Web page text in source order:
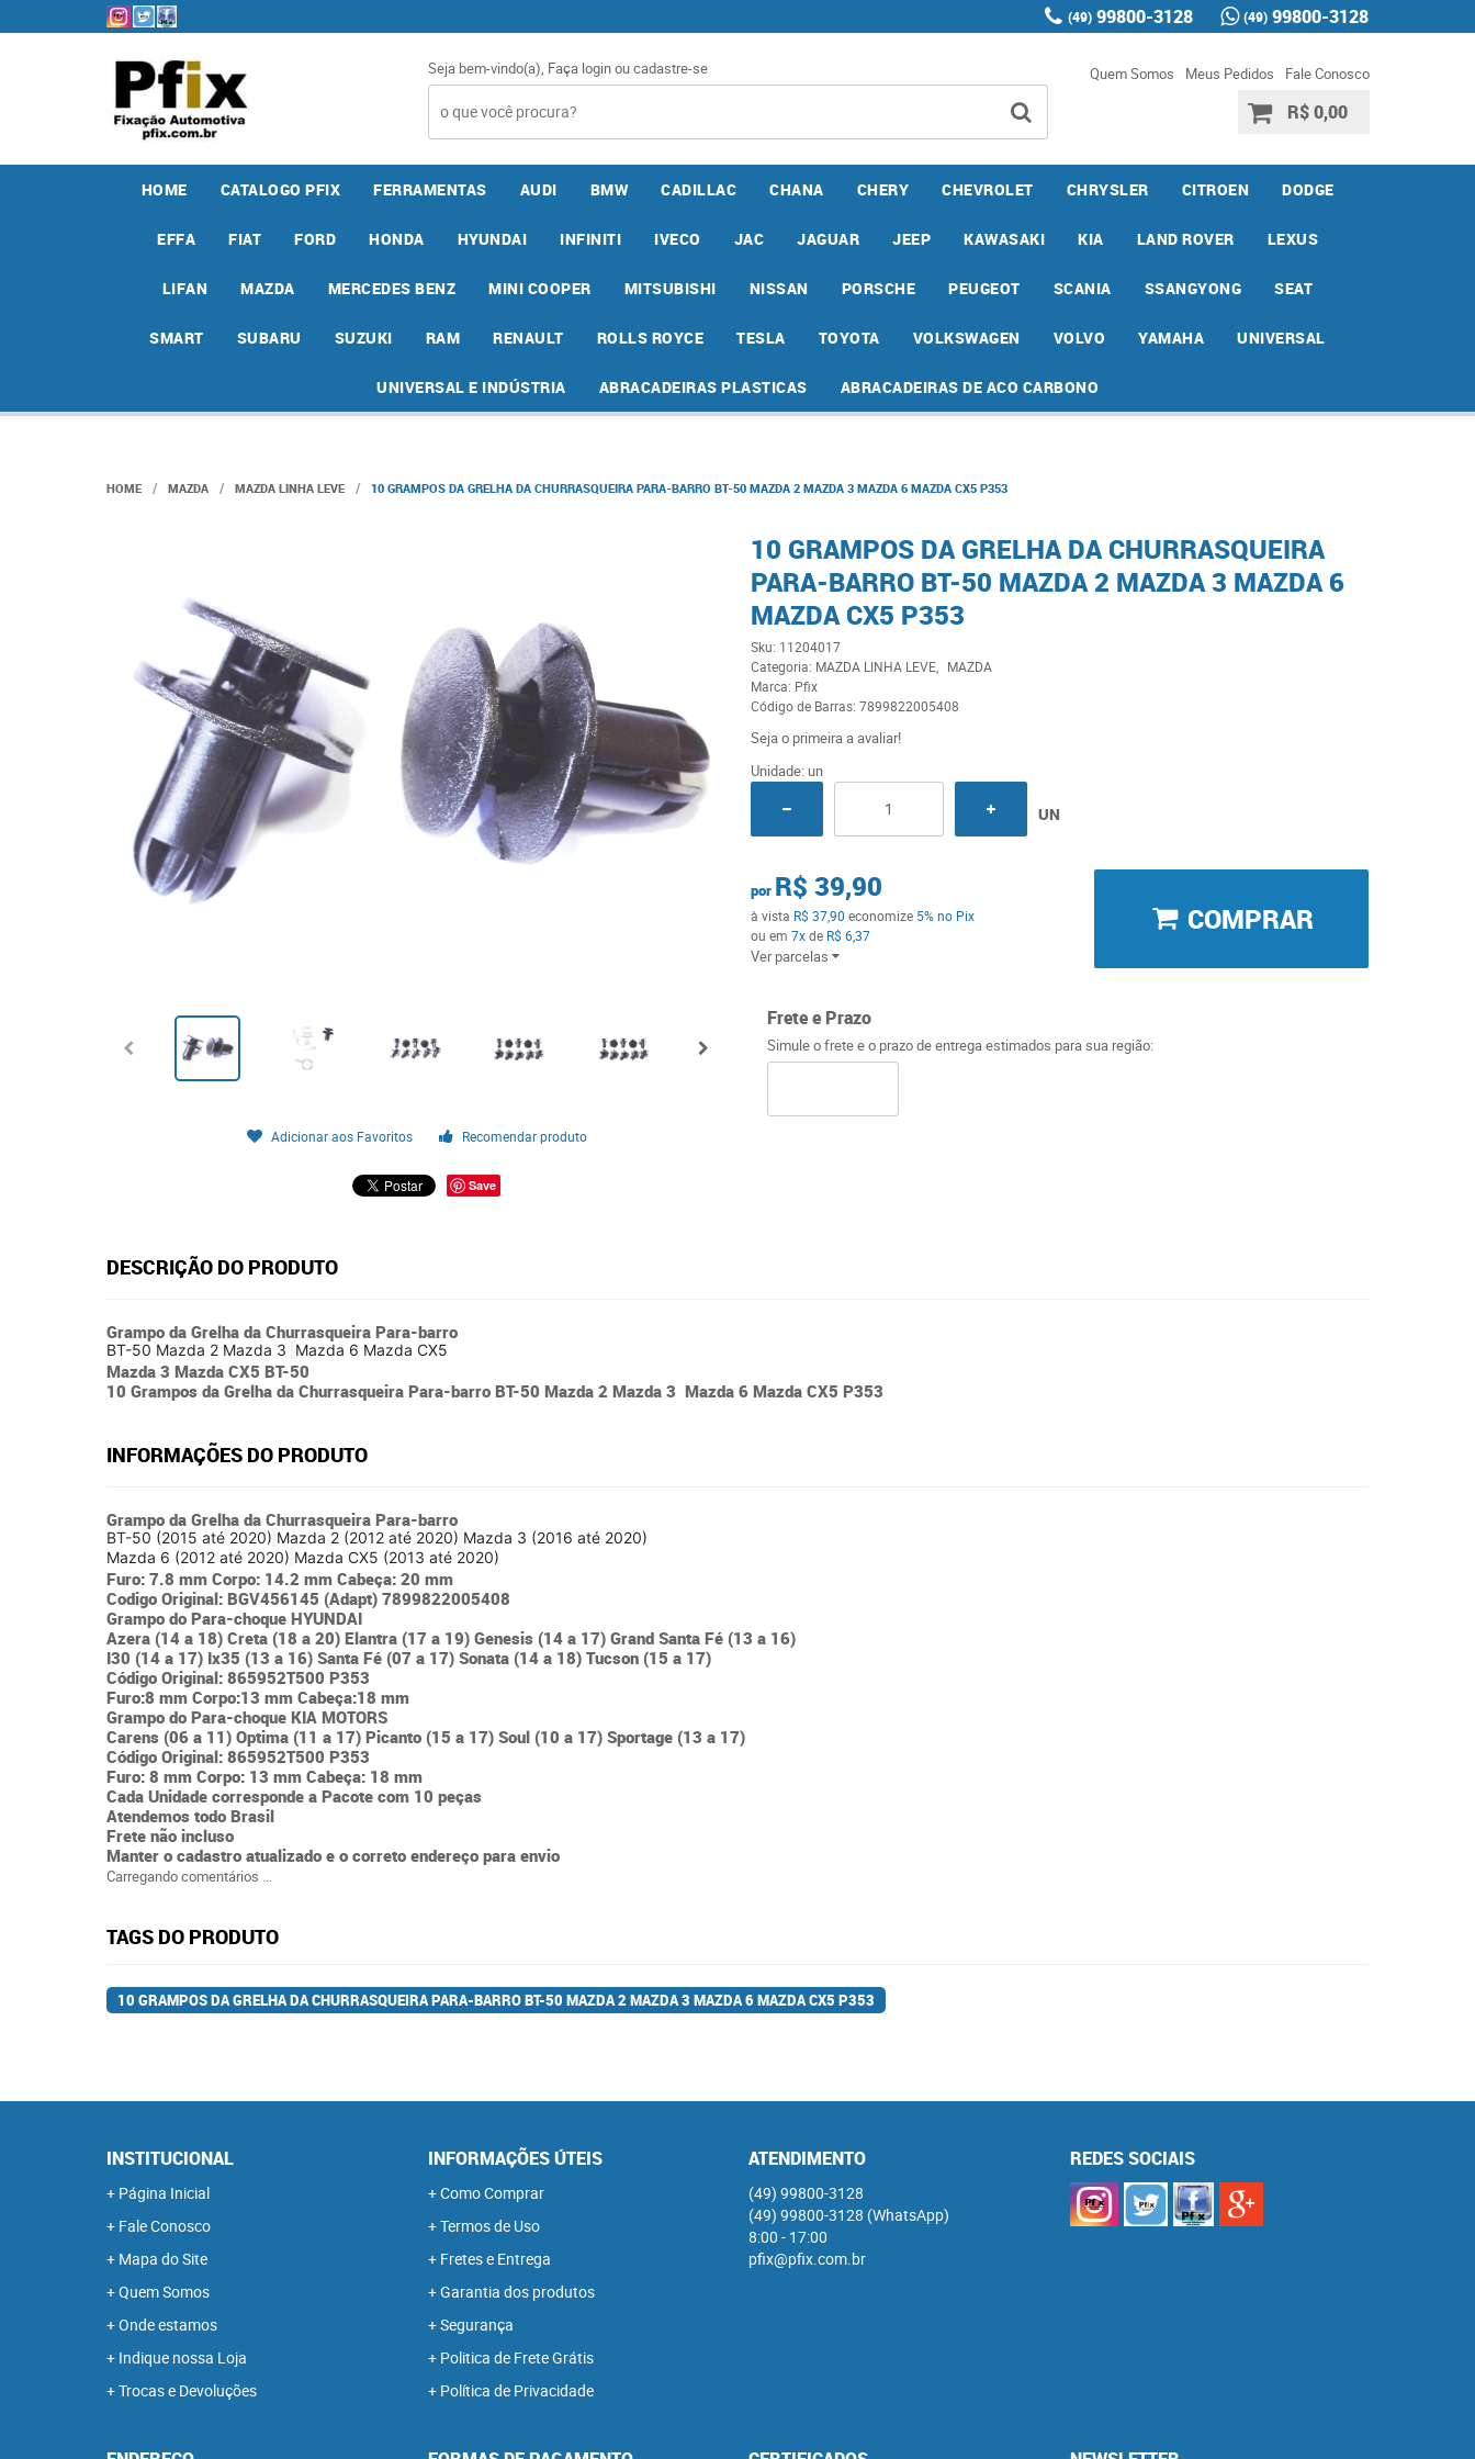
(49) 99800-3128 (49) 99800-3128
Seja bem-vindo(a), Faça loginoucadastre-se Quem Somos Meus Pedidos Fale Conosco
R$ 0,00
HOME CATALOGO PFIX FERRAMENTAS AUDI BMW CADILLAC CHANA CHERY CHEVROLET CHRYSLER CITROEN DODGE
EFFA FIAT FORD HONDA HYUNDAI INFINITI IVECO JAC JAGUAR JEEP KAWASAKI KIA LAND ROVER LEXUS
LIFAN MAZDA MERCEDES BENZ MINI COOPER MITSUBISHI NISSAN PORSCHE PEUGEOT SCANIA SSANGYONG SEAT
SMART SUBARU SUZUKI RAM RENAULT ROLLS ROYCE TESLA TOYOTA VOLKSWAGEN VOLVO YAMAHA UNIVERSAL
UNIVERSAL E INDÚSTRIA ABRACADEIRAS PLASTICAS ABRACADEIRAS DE ACO CARBONO
HOME MAZDA MAZDA LINHA LEVE 10 GRAMPOS DA GRELHA DA CHURRASQUEIRA PARA-BARRO BT-50 MAZDA 2 MAZDA 3 MAZDA 6 MAZDA CX5 P353
Adicionar aos Favoritos Recomendar produto
Save
10 GRAMPOS DA GRELHA DA CHURRASQUEIRA
PARA-BARRO BT-50 MAZDA 2 MAZDA 3 MAZDA 6
MAZDA CX5 P353
Sku: 11204017
Categoria: MAZDA LINHA LEVE
MAZDA
Marca: Pfix
Código de Barras: 7899822005408
Seja o primeira a avaliar!
Unidade: un
UN
por R$ 39,90
à vista R$ 37,90 economize 5% no Pix
ou em 7xde R$ 6,37
Ver parcelas
COMPRAR
Frete e Prazo
Simule o frete e o prazo de entrega estimados para sua região:
DESCRIÇÃO DO PRODUTO
Grampo da Grelha da Churrasqueira Para-barro
BT-50 Mazda 2 Mazda 3 Mazda 6 Mazda CX5
Mazda 3 Mazda CX5 BT-50
10 Grampos da Grelha da Churrasqueira Para-barro BT-50 Mazda 2 Mazda 3 Mazda 6 Mazda CX5 P353
INFORMAÇÕES DO PRODUTO
Grampo da Grelha da Churrasqueira Para-barro
BT-50 (2015 até 2020) Mazda 2 (2012 até 2020) Mazda 3 (2016 até 2020)
Mazda 6 (2012 até 2020) Mazda CX5 (2013 até 2020)
Furo: 7.8 mm Corpo: 14.2 mm Cabeça: 20 mm
Codigo Original: BGV456145 (Adapt) 7899822005408
Grampo do Para-choque HYUNDAI
Azera (14 a 18) Creta (18 a 20) Elantra (17 a 19) Genesis (14 a 17) Grand Santa Fé (13 a 16)
I30 (14 a 17) Ix35 (13 a 16) Santa Fé (07 a 17) Sonata (14 a 18) Tucson (15 a 17)
Código Original: 865952T500 P353
Furo:8 mm Corpo:13 mm Cabeça:18 mm
Grampo do Para-choque KIA MOTORS
Carens (06 a 11) Optima (11 a 17) Picanto (15 a 17) Soul (10 a 17) Sportage (13 a 17)
Código Original: 865952T500 P353
Furo: 8 mm Corpo: 13 mm Cabeça: 18 mm
Cada Unidade corresponde a Pacote com 10 peças
Atendemos todo Brasil
Frete não incluso
Manter o cadastro atualizado e o correto endereço para envio
Carregando comentários ...
TAGS DO PRODUTO
10 GRAMPOS DA GRELHA DA CHURRASQUEIRA PARA-BARRO BT-50 MAZDA 2 MAZDA 3 MAZDA 6 MAZDA CX5 P353
INSTITUCIONAL
Página Inicial
Fale Conosco
Mapa do Site
Quem Somos
Onde estamos
Indique nossa Loja
Trocas e Devoluções
INFORMAÇÕES ÚTEIS
Como Comprar
Termos de Uso
Fretes e Entrega
Garantia dos produtos
Segurança
Politica de Frete Grátis
Política de Privacidade
ATENDIMENTO
(49) 99800-3128
(49) 99800-3128 (WhatsApp)
8:00 - 17:00
pfix@pfix.com.br
REDES SOCIAIS